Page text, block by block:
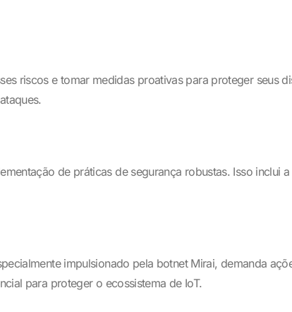
riscos e tomar medidas proativas para proteger seus
de práticas de segurança robustas. Isso inclui
impulsionado pela botnet Mirai, demanda
para proteger o ecossistema de IoT.